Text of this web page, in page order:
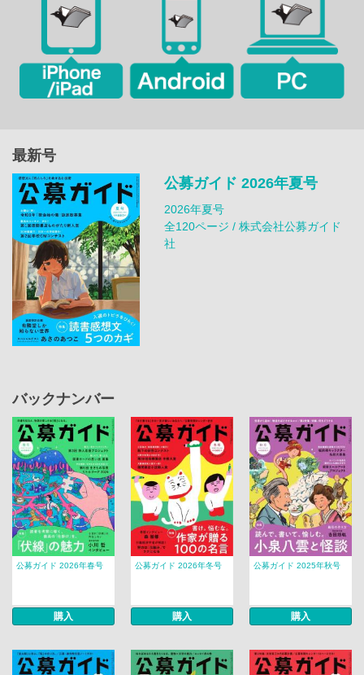
最新号
公募ガイド 2026年夏号
2026年夏号
全120ページ / 株式会社公募ガイド
社
バックナンバー
公募ガイド 2026年春号
購入
公募ガイド 2026年冬号
購入
公募ガイド 2025年秋号
購入